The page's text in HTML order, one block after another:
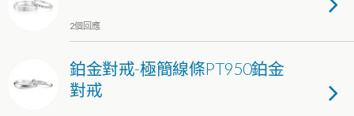
2個回應
鉑金對戒-極簡線條PT950鉑金
對戒